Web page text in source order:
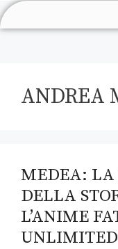
ANDREA
MEDEA:
DELLA
L’ANIME